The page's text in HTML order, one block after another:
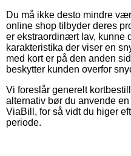
Du må ikke desto mindre
online shop tilbyder deres
er ekstraordinært lav,
karakteristika der viser en
med kort er på den anden
beskytter kunden overfor
Vi foreslår generelt
alternativ bør du anvende
ViaBill, for så vidt du higer
periode.